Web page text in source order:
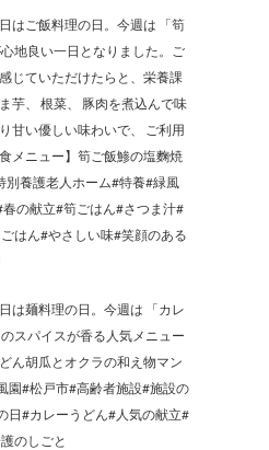
はご飯料理の日。今週は 「筍
地良い一日となりました。ご
じていただけたらと、栄養課
芋、 根菜、 豚肉を煮込んで味
甘い優しい味わいで、 ご利用
メニュー】筍ご飯鯵の塩麴焼
別養護老人ホーム#特養#緑風
の献立#筍ごはん#さつま汁#
はん#やさしい味#笑顔のある
は麺料理の日。今週は 「カレ
スパイスが香る人気メニュー
ん胡瓜とオクラの和え物マン
園#松戸市#高齢者施設#施設の
日#カレーうどん#人気の献立#
のしごと